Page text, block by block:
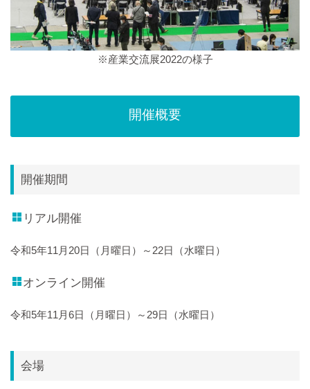
※産業交流展2022の様子
開催概要
開催期間
リアル開催
令和5年11月20日（月曜日）～22日（水曜日）
オンライン開催
令和5年11月6日（月曜日）～29日（水曜日）
会場